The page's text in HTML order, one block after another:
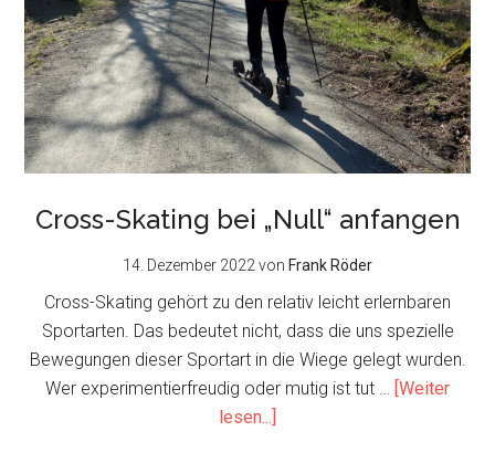
Cross-Skating bei „Null“ anfangen
14. Dezember 2022von Frank Röder
Cross-Skating gehört zu den relativ leicht erlernbaren
Sportarten. Das bedeutet nicht, dass die uns spezielle
Bewegungen dieser Sportart in die Wiege gelegt wurden.
Wer experimentierfreudig oder mutig ist tut … [Weiter
lesen...]